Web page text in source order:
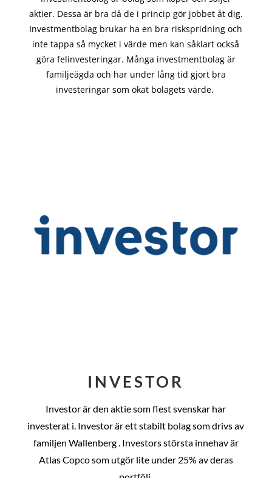
aktier. Dessa är bra då de i princip görjobbet åt dig.
Investmentbolag brukar ha en bra riskspridning och
inte tappa så mycket i värde men kan såklart också
göra felinvesteringar. Många investmentbolag är
familjeägda och har under lång tid gjort bra
investeringar som ökat bolagets värde.
INVESTOR
Investor är den aktie som flest svenskar har
investerat i. Investor är ett stabilt bolag som drivs av
familjen Wallenberg . Investors största innehav är
Atlas Copco som utgör lite under 25% av deras